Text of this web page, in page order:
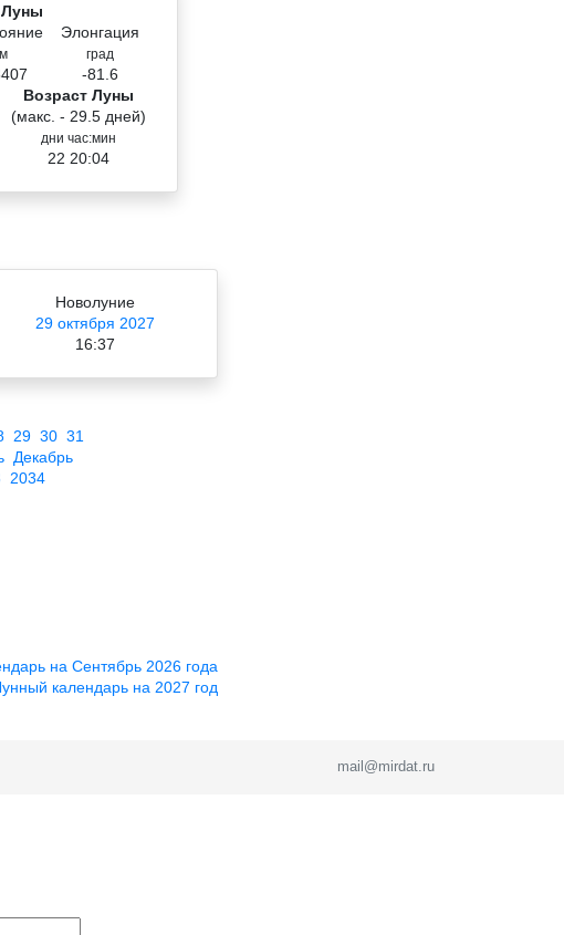
Элонгация
град
-81.6
Возраст Луны
(макс. - 29.5 дней)
дни час:мин
22 20:04
Новолуние
29 октября 2027
16:37
29 30 31
Декабрь
2034
на Сентябрь 2026 года
календарь на 2027 год
mail@mirdat.ru